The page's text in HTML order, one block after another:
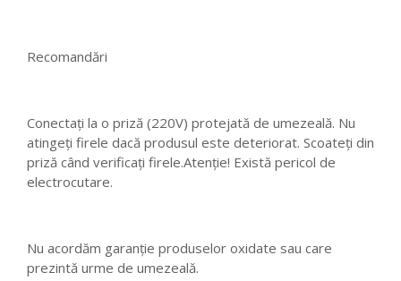
Recomandări
Conectaţi la o priză (220V) protejată de umezeală. Nu
atingeţi firele dacă produsul este deteriorat. Scoateţi din
priză când verificaţi firele.Atenţie! Există pericol de
electrocutare.
Nu acordăm garanţie produselor oxidate sau care
prezintă urme de umezeală.